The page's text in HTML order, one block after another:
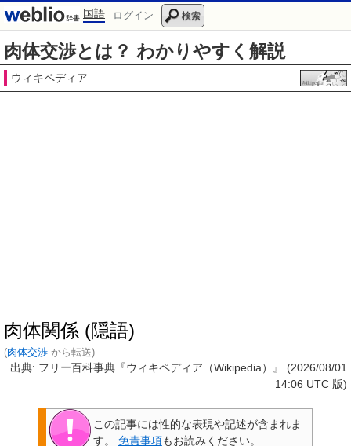
国語 ログイン 検索
肉体交渉とは？ わかりやすく解説
ウィキペディア
肉体関係 (隠語)
(肉体交渉 から転送)
出典: フリー百科事典『ウィキペディア（Wikipedia）』 (2026/08/01
14:06 UTC 版)
この記事には性的な表現や記述が含まれま
す。
免責事項もお読みください。